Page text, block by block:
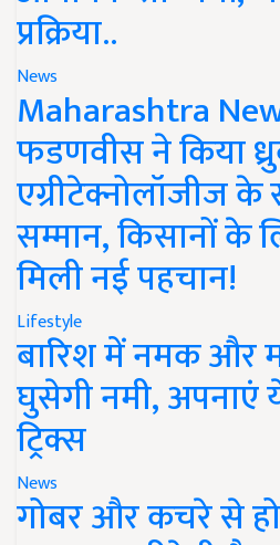
प्रक्रिया..
News
Maharashtra
फडणवीस ने किया
एग्रीटेक्नोलॉजीज
सम्मान, किसानों के
मिली नई पहचान!
Lifestyle
बारिश में नमक और
घुसेगी नमी,
ट्रिक्स
News
गोबर और कचरे से